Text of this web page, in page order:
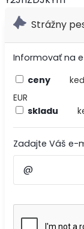
Strážny
Informovať na
ceny
EUR
skladu
Zadajte Váš e-